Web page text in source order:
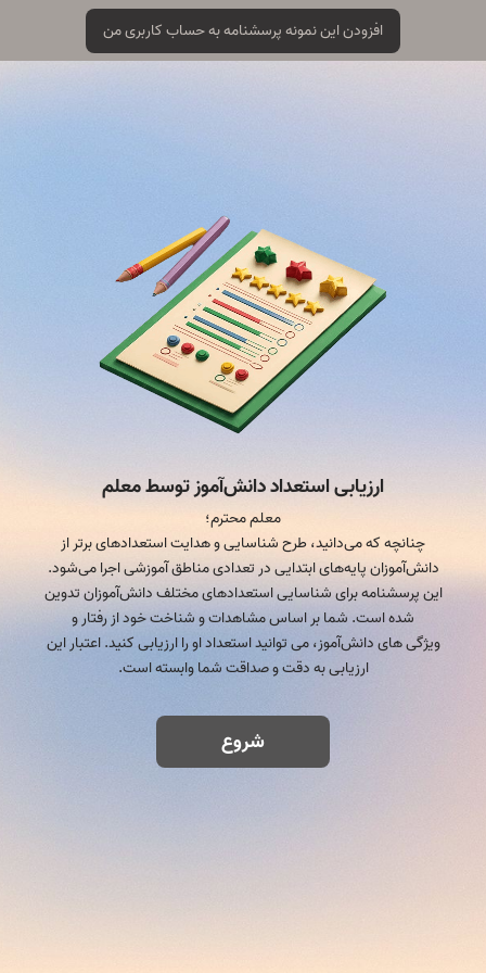
افزودن این نمونه پرسشنامه به حساب کاربری من
ارزیابی استعداد دانش‌آموز توسط معلم
معلم محترم؛
چنانچه که می‌دانید، طرح شناسایی و هدایت استعداد‌های برتر از
دانش‌آموزان پایه‌‌های ابتدایی در تعدادی مناطق آموزشی اجرا می‌شود.
این پرسشنامه برای شناسایی استعدادهای مختلف دانش‌آموزان تدوین
شده است. شما بر اساس مشاهدات و شناخت خود از رفتار و
ویژگی های دانش‌آموز، می توانید استعداد او را ارزیابی کنید. اعتبار این
ارزیابی به دقت و صداقت شما وابسته است.
شروع